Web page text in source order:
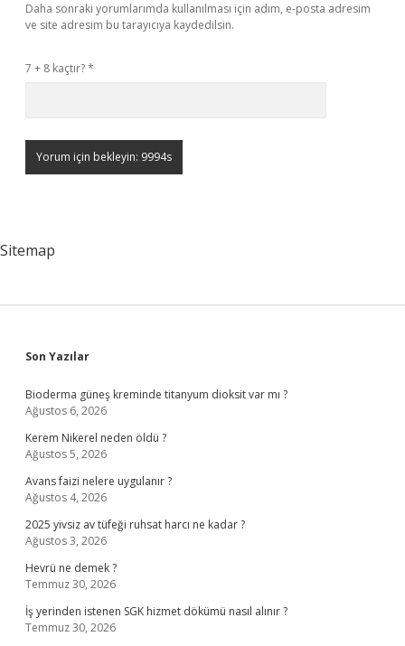
Daha sonraki yorumlarımda kullanılması için adım, e-posta adresim
ve site adresim bu tarayıcıya kaydedilsin.
7 + 8 kaçtır?*
Sitemap
Sidebar
Son Yazılar
Bioderma güneş kreminde titanyum dioksit var mı ?
Ağustos 6, 2026
Kerem Nikerel neden öldü ?
Ağustos 5, 2026
Avans faizi nelere uygulanır ?
Ağustos 4, 2026
2025 yivsiz av tüfeği ruhsat harcı ne kadar ?
Ağustos 3, 2026
Hevrü ne demek ?
Temmuz 30, 2026
İş yerinden istenen SGK hizmet dökümü nasıl alınır ?
Temmuz 30, 2026